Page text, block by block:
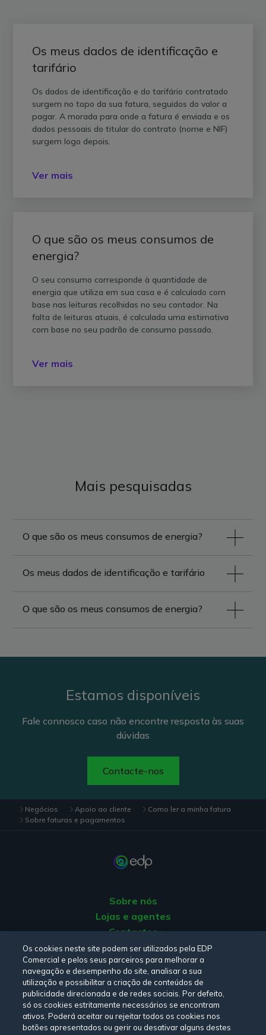
Os meus dados de identificação e
tarifário
Os dados de identificação e do tarifário contratado
surgem no topo da sua fatura, seguidos do valor a
pagar. A morada para onde a fatura é enviada e os
dados pessoais do titular do contrato (nome e NIF)
surgem logo depois.
Ver mais
O que são os meus consumos de
energia?
O seu consumo corresponde à quantidade de
energia que utiliza em sua casa e é calculado com
base nas leituras recolhidas no seu contador. Na
falta de leituras atuais, é calculada uma estimativa
com base no seu padrão de consumo passado.
Ver mais
Mais pesquisadas
O que são os meus consumos de energia?
Os meus dados de identificação e tarifário
O que são os meus consumos de energia?
Estamos disponíveis
Fale connosco caso não encontre resposta às suas
dúvidas
Contacte-nos
Negócios Apoio ao cliente
Como ler a minha fatura
Sobre faturas e pagamentos
Sobre nós
Lojas e agentes
Contactos
Apoio ao Cliente
Origem da energia
Livro de Reclamações
Consulte a nossaPolítica de privacidade, Política de cookies
Termos e CondiçõeseDeclaração de Acessibilidade.
Os cookies neste site podem ser utilizados pela EDP
Comercial e pelos seus parceiros para melhorar a
navegação e desempenho do site, analisar a sua
utilização e possibilitar a criação de conteúdos de
publicidade direcionada e de redes sociais. Por defeito,
só os cookies estritamente necessários se encontram
ativos. Poderá aceitar ou rejeitar todos os cookies nos
botões apresentados ou gerir ou desativar alguns destes